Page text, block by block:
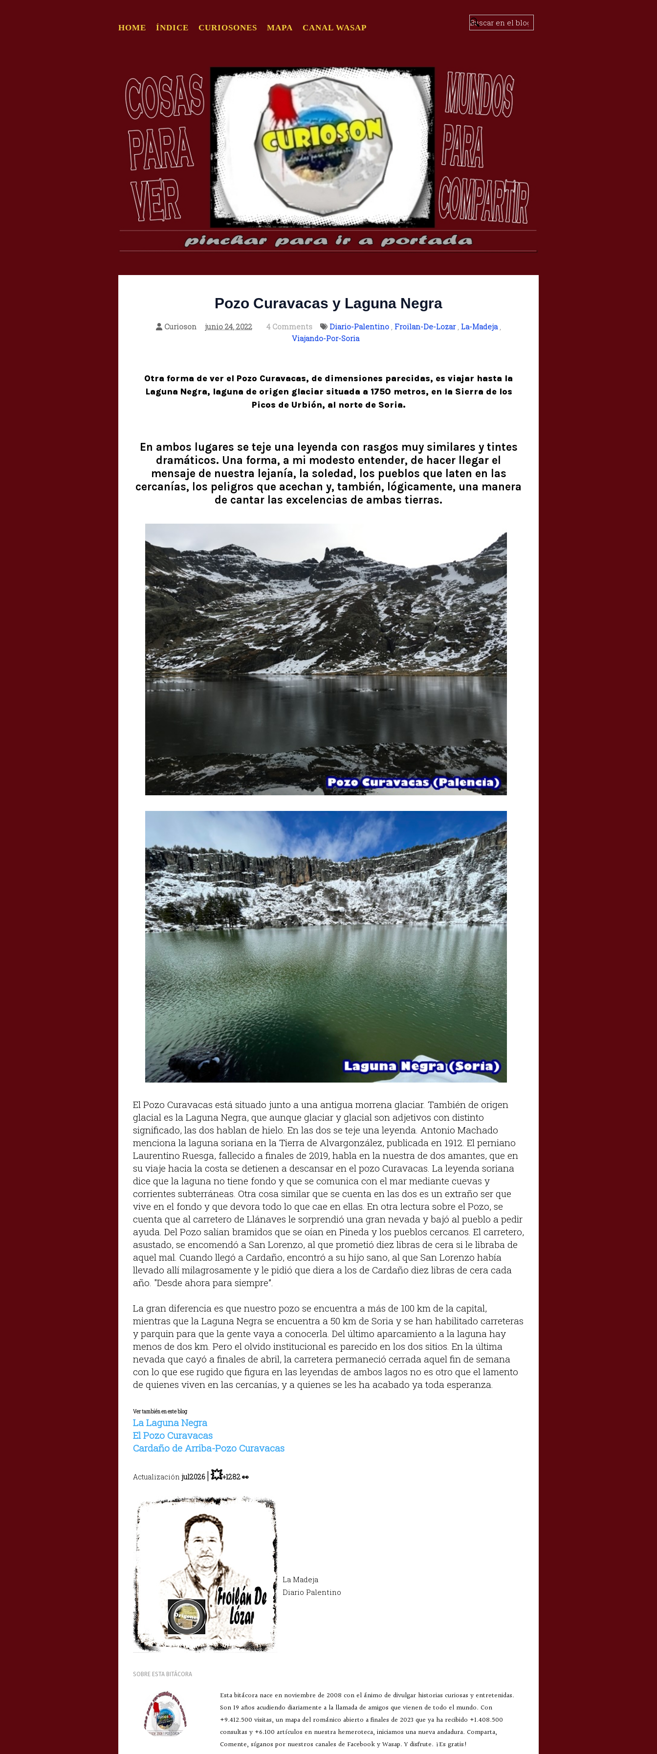
HOME ÍNDICE CURIOSONES MAPA CANAL WASAP
Pozo Curavacas y Laguna Negra
Curioson junio 24, 2022 4 Comments Diario-Palentino , Froilan-De-Lozar, La-Madeja,
Viajando-Por-Soria
Otra forma de ver el Pozo Curavacas, de dimensiones parecidas, es viajar hasta la
Laguna Negra, laguna de origen glaciar situada a 1750 metros, en la Sierra de los
Picos de Urbión, al norte de Soria.
En ambos lugares se teje una leyenda con rasgos muy similares y tintes
dramáticos. Una forma, a mi modesto entender, de hacer llegar el
mensaje de nuestra lejanía, la soledad, los pueblos que laten en las
cercanías, los peligros que acechan y, también, lógicamente, una manera
de cantar las excelencias de ambas tierras.
El Pozo Curavacas está situado junto a una antigua morrena glaciar. También de origen
glacial es la Laguna Negra, que aunque glaciar y glacial son adjetivos con distinto
significado, las dos hablan de hielo. En las dos se teje una leyenda. Antonio Machado
menciona la laguna soriana en la Tierra de Alvargonzález, publicada en 1912. El perniano
Laurentino Ruesga, fallecido a finales de 2019, habla en la nuestra de dos amantes, que en
su viaje hacia la costa se detienen a descansar en el pozo Curavacas. La leyenda soriana
dice que la laguna no tiene fondo y que se comunica con el mar mediante cuevas y
corrientes subterráneas. Otra cosa similar que se cuenta en las dos es un extraño ser que
vive en el fondo y que devora todo lo que cae en ellas. En otra lectura sobre el Pozo, se
cuenta que al carretero de Llánaves le sorprendió una gran nevada y bajó al pueblo a pedir
ayuda. Del Pozo salían bramidos que se oían en Pineda y los pueblos cercanos. El carretero,
asustado, se encomendó a San Lorenzo, al que prometió diez libras de cera si le libraba de
aquel mal. Cuando llegó a Cardaño, encontró a su hijo sano, al que San Lorenzo había
llevado allí milagrosamente y le pidió que diera a los de Cardaño diez libras de cera cada
año. "Desde ahora para siempre”.
La gran diferencia es que nuestro pozo se encuentra a más de 100 km de la capital,
mientras que la Laguna Negra se encuentra a 50 km de Soria y se han habilitado carreteras
y parquin para que la gente vaya a conocerla. Del último aparcamiento a la laguna hay
menos de dos km. Pero el olvido institucional es parecido en los dos sitios. En la última
nevada que cayó a finales de abril, la carretera permaneció cerrada aquel fin de semana
con lo que ese rugido que figura en las leyendas de ambos lagos no es otro que el lamento
de quienes viven en las cercanías, y a quienes se les ha acabado ya toda esperanza.
Ver también en este blog
La Laguna Negra
El Pozo Curavacas
Cardaño de Arriba-Pozo Curavacas
Actualización jul2026 |💥+1282👀
La Madeja
Diario Palentino
SOBRE ESTA BITÁCORA
Esta bitácora nace en noviembre de 2008 con el ánimo de divulgar historias curiosas y entretenidas.
Son 19 años acudiendo diariamente a la llamada de amigos que vienen de todo el mundo. Con
+9.412.500 visitas, un mapa del románico abierto a finales de 2023 que ya ha recibido +1.408.500
consultas y +6.100 artículos en nuestra hemeroteca, iniciamos una nueva andadura. Comparta,
Comente, síganos por nuestros canales de Facebook y Wasap. Y disfrute. ¡Es gratis!